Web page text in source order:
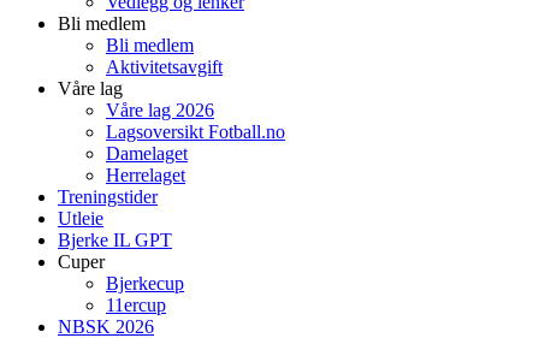
Bli medlem
Bli medlem
Aktivitetsavgift
Våre lag
Våre lag 2026
Lagsoversikt Fotball.no
Damelaget
Herrelaget
Treningstider
Utleie
Bjerke IL GPT
Cuper
Bjerkecup
11ercup
NBSK 2026